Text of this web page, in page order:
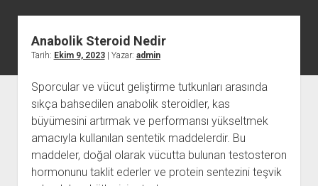
Instagram Gizli Hesap Görme Programsız
Reels Yorum Yükseltme Hilesi Bedava
Sayfa Listesi
Ücretsiz Şifresiz Tiktok Takipçi Hilesi
Anabolik Steroid Nedir
Tarih: Ekim 9, 2023| Yazar: admin
Sporcular ve vücut geliştirme tutkunları arasında
sıkça bahsedilen anabolik steroidler, kas
büyümesini artırmak ve performansı yükseltmek
amacıyla kullanılan sentetik maddelerdir. Bu
maddeler, doğal olarak vücutta bulunan testosteron
hormonunu taklit ederler ve protein sentezini teşvik